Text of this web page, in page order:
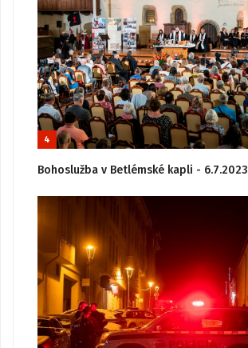
4
Bohoslužba v Betlémské kapli - 6.7.2023